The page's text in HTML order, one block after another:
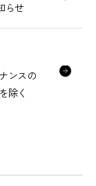
らせ
ンスの
除く